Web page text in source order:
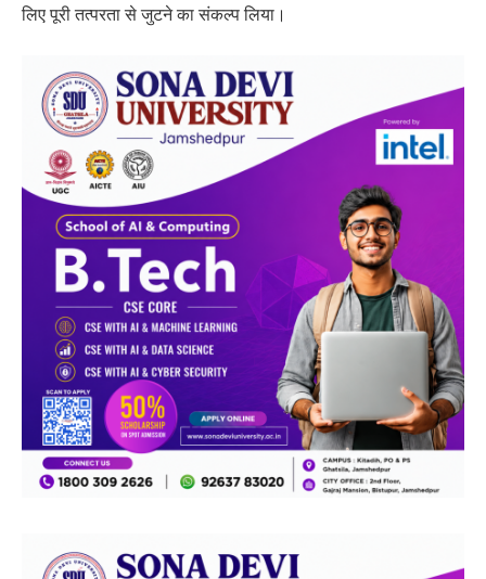
लिए पूरी तत्परता से जुटने का संकल्प लिया।